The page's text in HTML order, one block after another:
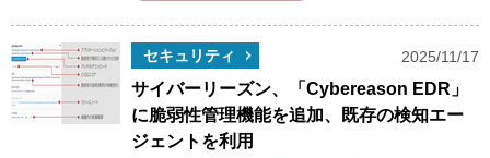
セキュリティ 2025/11/17
サイバーリーズン、「Cybereason EDR」
に脆弱性管理機能を追加、既存の検知エー
ジェントを利用